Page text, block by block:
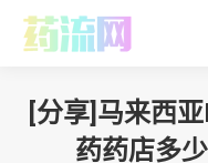
[分享]马来西
药药店多